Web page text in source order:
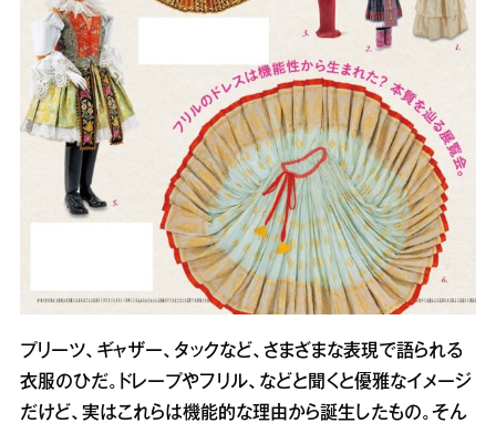
プリーツ、ギャザー、タックなど、さまざまな表現で語られる
衣服のひだ。ドレープやフリル、などと聞くと優雅なイメージ
だけど、実はこれらは機能的な理由から誕生したもの。そん